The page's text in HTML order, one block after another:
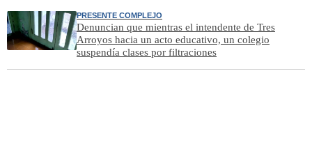
PRESENTE COMPLEJO
Denuncian que mientras el intendente de Tres
Arroyos hacia un acto educativo, un colegio
suspendía clases por filtraciones